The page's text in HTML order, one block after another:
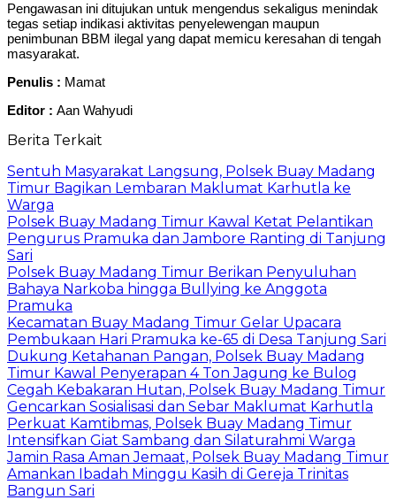
Pengawasan ini ditujukan untuk mengendus sekaligus menindak
tegas setiap indikasi aktivitas penyelewengan maupun
penimbunan BBM ilegal yang dapat memicu keresahan di tengah
masyarakat.
Penulis : Mamat
Editor : Aan Wahyudi
Berita Terkait
Sentuh Masyarakat Langsung, Polsek Buay Madang
Timur Bagikan Lembaran Maklumat Karhutla ke
Warga
Polsek Buay Madang Timur Kawal Ketat Pelantikan
Pengurus Pramuka dan Jambore Ranting di Tanjung
Sari
Polsek Buay Madang Timur Berikan Penyuluhan
Bahaya Narkoba hingga Bullying ke Anggota
Pramuka
Kecamatan Buay Madang Timur Gelar Upacara
Pembukaan Hari Pramuka ke-65 di Desa Tanjung Sari
Dukung Ketahanan Pangan, Polsek Buay Madang
Timur Kawal Penyerapan 4 Ton Jagung ke Bulog
Cegah Kebakaran Hutan, Polsek Buay Madang Timur
Gencarkan Sosialisasi dan Sebar Maklumat Karhutla
Perkuat Kamtibmas, Polsek Buay Madang Timur
Intensifkan Giat Sambang dan Silaturahmi Warga
Jamin Rasa Aman Jemaat, Polsek Buay Madang Timur
Amankan Ibadah Minggu Kasih di Gereja Trinitas
Bangun Sari